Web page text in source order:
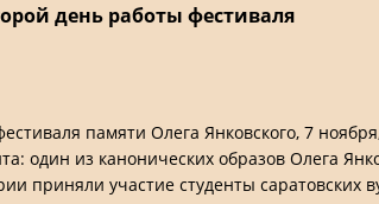
день работы фестиваля
памяти Олега Янковского, 7
один из канонических образов Олега
приняли участие студенты саратовских